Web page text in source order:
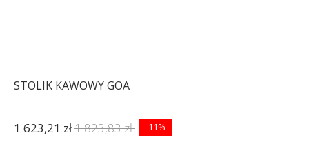
STOLIK KAWOWY GOA
1 623,21 zł1 823,83 zł -11%